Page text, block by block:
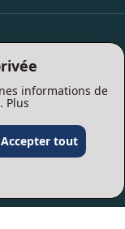
informations de
Plus
Accepter tout